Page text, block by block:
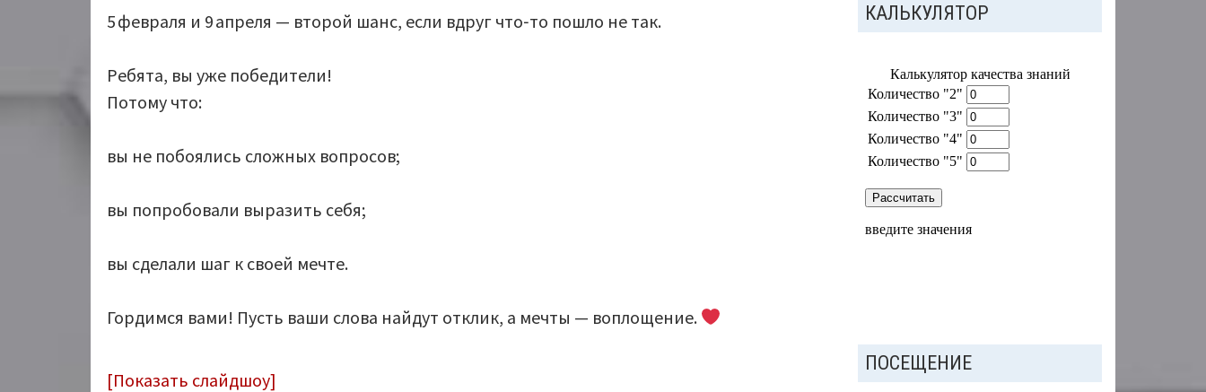
5 февраля и 9 апреля — второй шанс, если вдруг что‑то пошло не так.
Ребята, вы уже победители!
Потому что:
вы не побоялись сложных вопросов;
вы попробовали выразить себя;
вы сделали шаг к своей мечте.
Гордимся вами! Пусть ваши слова найдут отклик, а мечты — воплощение.
[Показать слайдшоу]
КАЛЬКУЛЯТОР
ПОСЕЩЕНИЕ